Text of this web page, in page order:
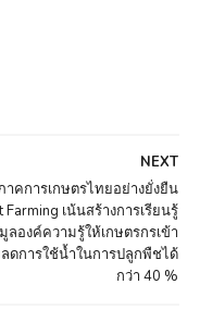
NEXT
การเกษตรไทยอย่างยั่งยืน
เน้นสร้างการเรียนรู้
องค์ความรู้ให้เกษตรกรเข้า
ดการใช้น้ำในการปลูกพืชได้
กว่า 40 %